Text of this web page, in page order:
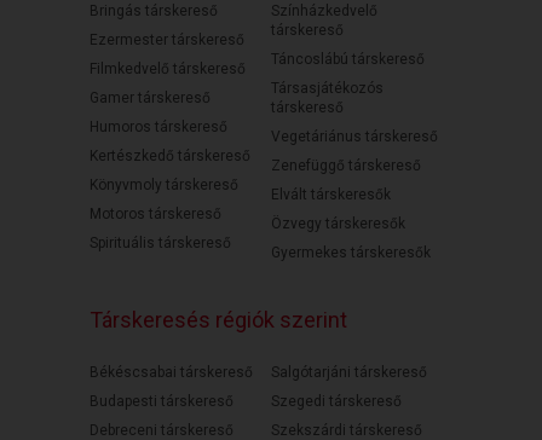
Bringás társkereső
Ezermester társkereső
Filmkedvelő társkereső
Gamer társkereső
Humoros társkereső
Kertészkedő társkereső
Könyvmoly társkereső
Motoros társkereső
Spirituális társkereső
Színházkedvelő
társkereső
Táncoslábú társkereső
Társasjátékozós
társkereső
Vegetáriánus társkereső
Zenefüggő társkereső
Elvált társkeresők
Özvegy társkeresők
Gyermekes társkeresők
Társkeresés régiók szerint
Békéscsabai társkereső
Budapesti társkereső
Debreceni társkereső
Salgótarjáni társkereső
Szegedi társkereső
Szekszárdi társkereső